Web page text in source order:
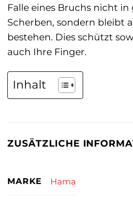
Falle eines Bruchs nicht
Scherben, sondern bleibt
bestehen. Dies schützt
auch Ihre Finger.
Inhalt
ZUSÄTZLICHE
MARKE Hama